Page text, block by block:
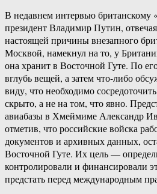
В недавнем интервью британскому
президент Владимир Путин,
настоящей причины внезапного
Москвой, намекнул на то, у
она хранит в Восточной Гуте. По
вглубь вещей, а затем что-либо
виду, что необходимо
скрыто, а не на том, что явно.
авиабазы в Хмеймиме Александр
отметив, что российские войска
документов и архивных данных,
Восточной Гуте. Их цель —
контролировали и финансировали
предстать перед международным